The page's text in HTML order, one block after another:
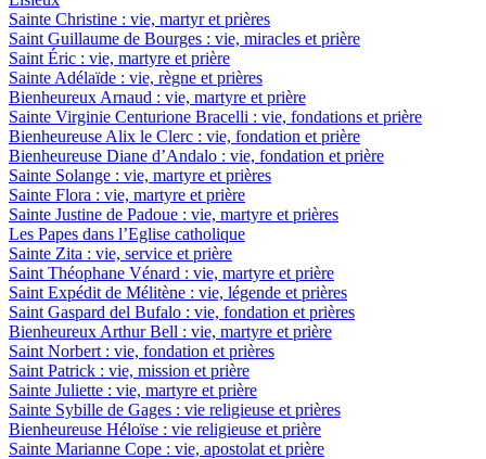
Sainte Christine : vie, martyr et prières
Saint Guillaume de Bourges : vie, miracles et prière
Saint Éric : vie, martyre et prière
Sainte Adélaïde : vie, règne et prières
Bienheureux Arnaud : vie, martyre et prière
Sainte Virginie Centurione Bracelli : vie, fondations et prière
Bienheureuse Alix le Clerc : vie, fondation et prière
Bienheureuse Diane d’Andalo : vie, fondation et prière
Sainte Solange : vie, martyre et prières
Sainte Flora : vie, martyre et prière
Sainte Justine de Padoue : vie, martyre et prières
Les Papes dans l’Eglise catholique
Sainte Zita : vie, service et prière
Saint Théophane Vénard : vie, martyre et prière
Saint Expédit de Mélitène : vie, légende et prières
Saint Gaspard del Bufalo : vie, fondation et prières
Bienheureux Arthur Bell : vie, martyre et prière
Saint Norbert : vie, fondation et prières
Saint Patrick : vie, mission et prière
Sainte Juliette : vie, martyre et prière
Sainte Sybille de Gages : vie religieuse et prières
Bienheureuse Héloïse : vie religieuse et prière
Sainte Marianne Cope : vie, apostolat et prière